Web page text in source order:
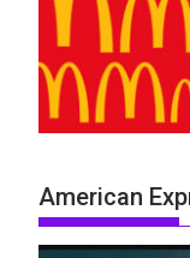
American